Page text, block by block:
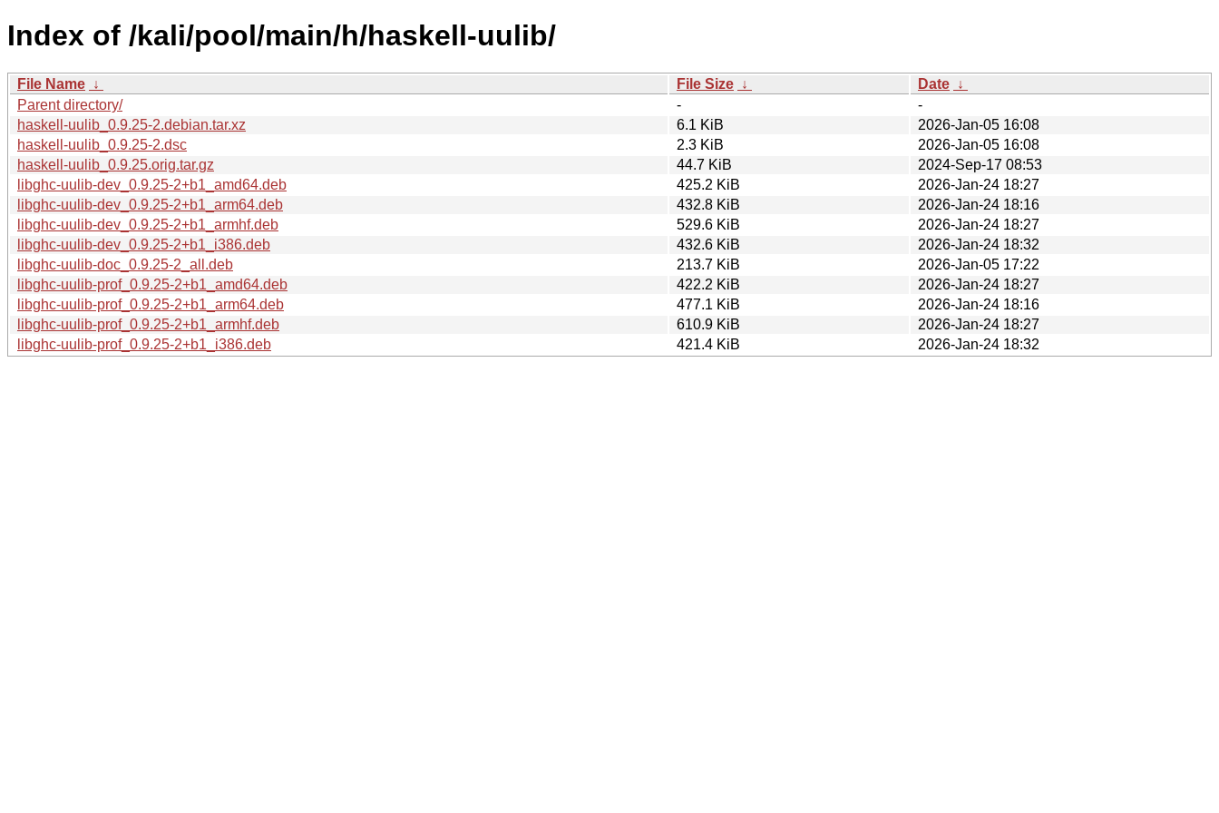
Index of /kali/pool/main/h/haskell-uulib/
File Name ↓ File Size ↓ Date ↓
Parent directory/
-
-
haskell-uulib_0.9.25-2.debian.tar.xz
6.1 KiB
2026-Jan-05 16:08
haskell-uulib_0.9.25-2.dsc
2.3 KiB
2026-Jan-05 16:08
haskell-uulib_0.9.25.orig.tar.gz
44.7 KiB
2024-Sep-17 08:53
libghc-uulib-dev_0.9.25-2+b1_amd64.deb
425.2 KiB
2026-Jan-24 18:27
libghc-uulib-dev_0.9.25-2+b1_arm64.deb
432.8 KiB
2026-Jan-24 18:16
libghc-uulib-dev_0.9.25-2+b1_armhf.deb
529.6 KiB
2026-Jan-24 18:27
libghc-uulib-dev_0.9.25-2+b1_i386.deb
432.6 KiB
2026-Jan-24 18:32
libghc-uulib-doc_0.9.25-2_all.deb
213.7 KiB
2026-Jan-05 17:22
libghc-uulib-prof_0.9.25-2+b1_amd64.deb
422.2 KiB
2026-Jan-24 18:27
libghc-uulib-prof_0.9.25-2+b1_arm64.deb
477.1 KiB
2026-Jan-24 18:16
libghc-uulib-prof_0.9.25-2+b1_armhf.deb
610.9 KiB
2026-Jan-24 18:27
libghc-uulib-prof_0.9.25-2+b1_i386.deb
421.4 KiB 2026-Jan-24 18:32